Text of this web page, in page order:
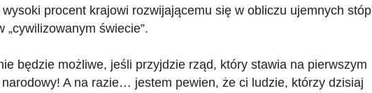
procent krajowi rozwijającemu się w obliczu ujemnych stóp
„cywilizowanym świecie”.
będzie możliwe, jeśli przyjdzie rząd, który stawia na pierwszym
A na razie… jestem pewien, że ci ludzie, którzy dzisiaj